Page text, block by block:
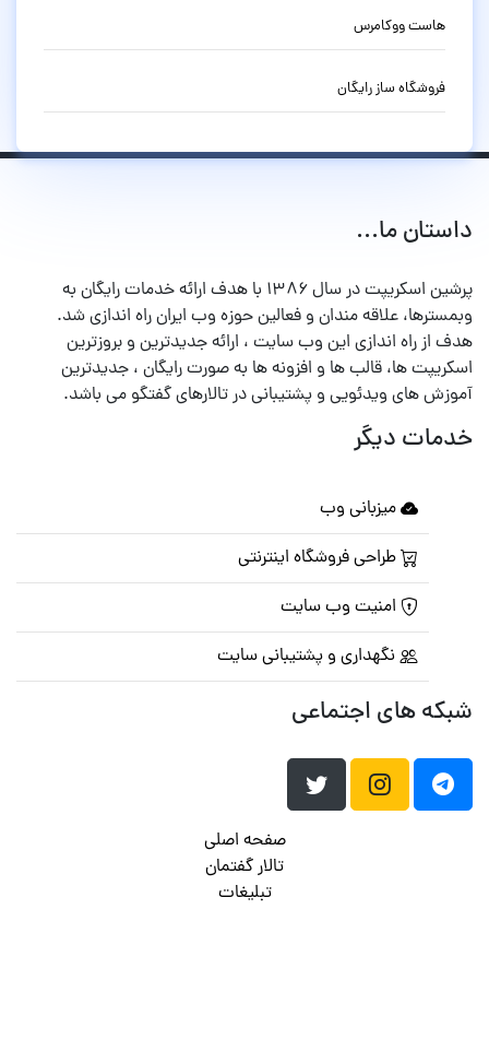
هاست ووکامرس
فروشگاه ساز رایگان
داستان ما...
پرشین اسکریپت در سال ۱۳۸۶ با هدف ارائه خدمات رایگان به
وبمسترها، علاقه مندان و فعالین حوزه وب ایران راه اندازی شد.
هدف از راه اندازی این وب سایت ، ارائه جدیدترین و بروزترین
اسکریپت ها، قالب ها و افزونه ها به صورت رایگان ، جدیدترین
آموزش های ویدئویی و پشتیبانی در تالارهای گفتگو می باشد.
خدمات دیگر
میزبانی وب
طراحی فروشگاه اینترنتی
امنیت وب سایت
نگهداری و پشتیبانی سایت
شبکه های اجتماعی
صفحه اصلی
تالار گفتمان
تبلیغات